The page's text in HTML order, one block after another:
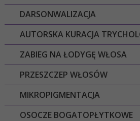
DARSONWALIZACJA
AUTORSKA KURACJA
ZABIEG NA ŁODYGĘ WŁOSA
PRZESZCZEP WŁOSÓW
MIKROPIGMENTACJA
OSOCZE BOGATOPŁYTKOWE